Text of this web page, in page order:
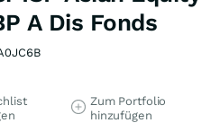
A Dis Fonds
Zum Portfolio
hinzufügen